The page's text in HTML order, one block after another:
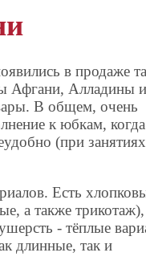
в продаже
Афгани, Алладины
В общем, очень
к юбкам,
(при занятиях
Есть
а также трикотаж),
- тёплые
длинные, так и